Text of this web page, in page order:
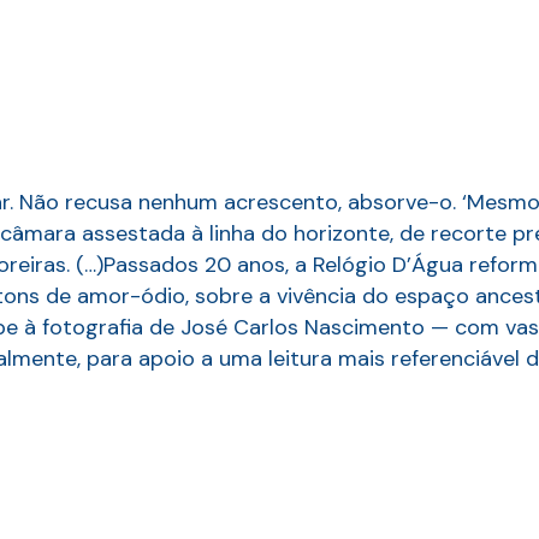
recusa nenhum acrescento, absorve-o.
assestada à linha do horizonte, de recorte
(…)Passados 20 anos, a Relógio D’Água
de amor-ódio, sobre a vivência do espaço
à fotografia de José Carlos Nascimento — com
para apoio a uma leitura mais referenciável